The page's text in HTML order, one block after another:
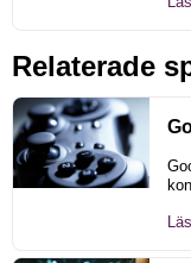
Relaterade